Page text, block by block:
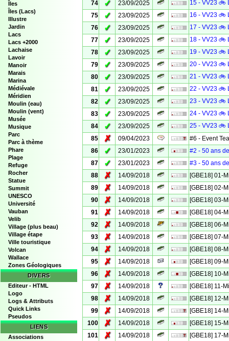
Îles
Îles (Lacs)
Illustre
Jardin
Lacs
Lacs +2000
Lachaise
Lavoir
Manoir
Marais
Marina
Médiévale
Méridien
Moulin (eau)
Moulin (vent)
Musée
Musique
Parc
Parc à thème
Phare
Plage
Refuge
Rocher
Statue
Summit
UNESCO
Université
Vauban
Velib
Village (plus beau)
Village étape
Ville touristique
Volcan
Wallace
Zones Géologiques
DIVERS
Editeur - HTML
Logo
Logs & Attributs
Quick Links
Pseudos
LIENS
Associations
74 ✓ 23/09/2025
15 - VV23 🚲
75
✓ 23/09/2025
16 - VV23 🚲
76
✓ 23/09/2025
17 - VV23 🚲
77
✓ 23/09/2025
18 - VV23 🚲
78
✓ 23/09/2025
19 - VV23 🚲
79
✓ 23/09/2025
20 - VV23 🚲
80
✓ 23/09/2025
21 - VV23 🚲
81
✓ 23/09/2025
22 - VV23 🚲
82
✓ 23/09/2025
23 - VV23 🚲
83
✓ 23/09/2025
24 - VV23 🚲
84
✓ 23/09/2025
25 - VV23 🚲
85
✗ 09/04/2023
#6 - Event
86
✓ 23/01/2023
#2 - 50 ans
87
✓ 23/01/2023
#3 - 50 ans
88
✗ 14/09/2018
[GBE18] 01-
89
✗ 14/09/2018
[GBE18] 02-
90
✗ 14/09/2018
[GBE18] 03-
91
✗ 14/09/2018
[GBE18] 04-
92
✗ 14/09/2018
[GBE18] 06-
93
✗ 14/09/2018
[GBE18] 07-
94
✗ 14/09/2018
[GBE18] 08-
95
✗ 14/09/2018
[GBE18] 09-
96
✗ 14/09/2018
[GBE18] 10-
97
✗ 14/09/2018
[GBE18] 11-
98
✗ 14/09/2018
[GBE18] 12-
99
✗ 14/09/2018
[GBE18] 14-
100
✗ 14/09/2018
[GBE18] 15-
101
✗ 14/09/2018
[GBE18] 17-